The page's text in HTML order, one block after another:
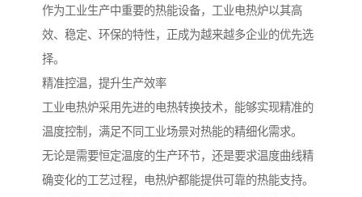
作为工业生产中重要的热能设备，工业电热炉以其高
效、稳定、环保的特性，正成为越来越多企业的优先选
择。
精准控温，提升生产效率
工业电热炉采用先进的电热转换技术，能够实现精准的
温度控制，满足不同工业场景对热能的精细化需求。
无论是需要恒定温度的生产环节，还是要求温度曲线精
确变化的工艺过程，电热炉都能提供可靠的热能支持。